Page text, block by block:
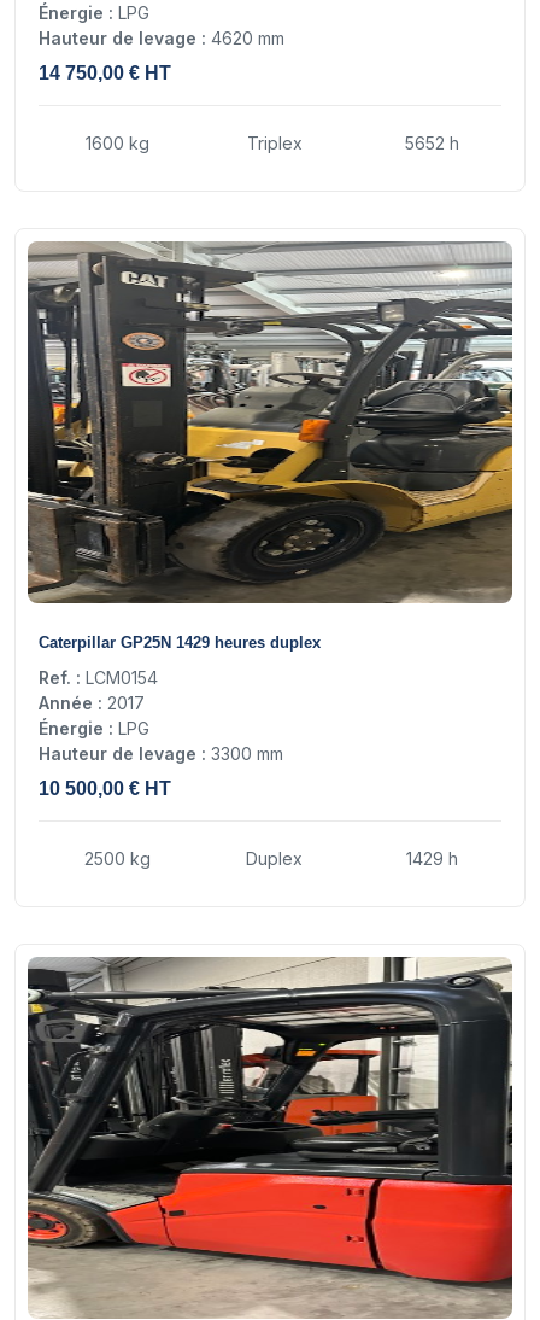
Énergie : LPG
Hauteur de levage : 4620 mm
14 750,00 € HT
1600 kg Triplex 5652 h
Caterpillar GP25N 1429 heures duplex
Ref. : LCM0154
Année : 2017
Énergie : LPG
Hauteur de levage : 3300 mm
10 500,00 € HT
2500 kg Duplex 1429 h